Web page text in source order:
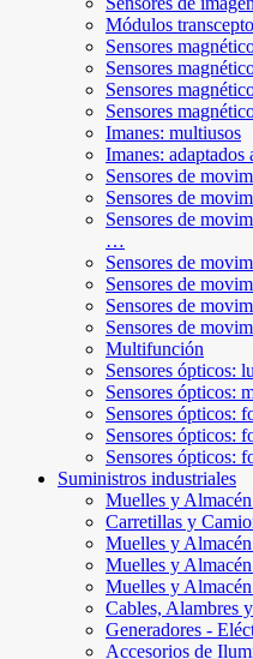
Módulos
Sensores
Sensores
Sensores
Sensores
Imanes: multiusos
Imanes: adaptados
Sensores de
Sensores de
Sensores de
…
Sensores de
Sensores de
Sensores de
Sensores de
Multifunción
Sensores ópticos:
Sensores ópticos:
Sensores ópticos:
Sensores ópticos:
Sensores ópticos:
Suministros industriales
Muelles y
Carretillas y
Muelles y
Muelles y
Muelles y
Cables, Alambres
Generadores -
Accesorios de